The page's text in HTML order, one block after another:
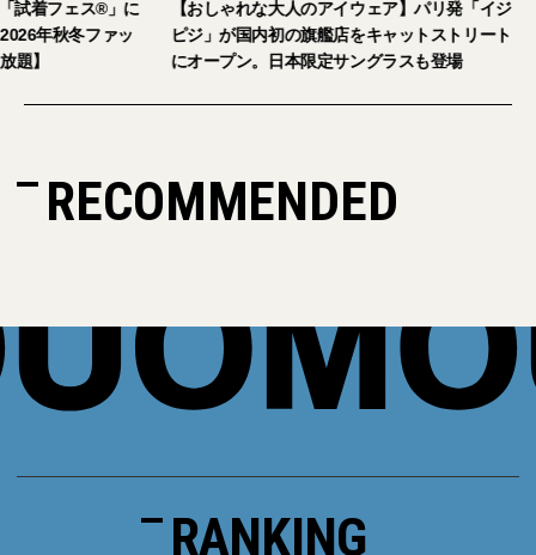
試着フェス®︎」に
年秋冬ファッ
題】
【おしゃれな大人のアイウェア】パリ発「イジ
ピジ」が国内初の旗艦店をキャットストリート
にオープン。日本限定サングラスも登場
RECOMMENDED
RANKING